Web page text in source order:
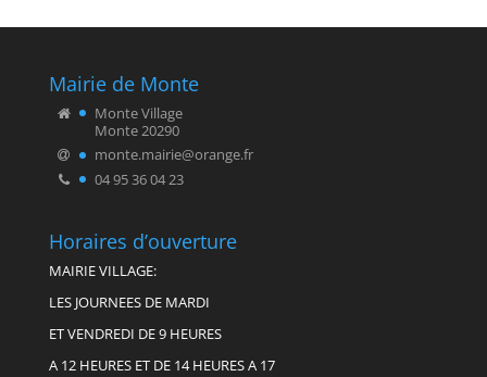
Mairie de Monte
Monte Village
Monte 20290
monte.mairie@orange.fr
04 95 36 04 23
Horaires d’ouverture
MAIRIE VILLAGE:
LES JOURNEES DE MARDI
ET VENDREDI DE 9 HEURES
A 12 HEURES ET DE 14 HEURES A 17